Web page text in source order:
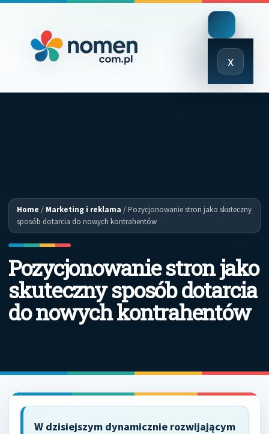
x
Close
Menu
Home / Marketing i reklama /Pozycjonowanie stron jako skuteczny
sposób dotarcia do nowych kontrahentów
Pozycjonowanie stron jako
skuteczny sposób dotarcia
do nowych kontrahentów
W dzisiejszym dynamicznie rozwijającym